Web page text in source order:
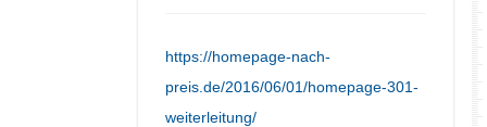
https://homepage-nach-
preis.de/2016/06/01/homepage-301-
weiterleitung/